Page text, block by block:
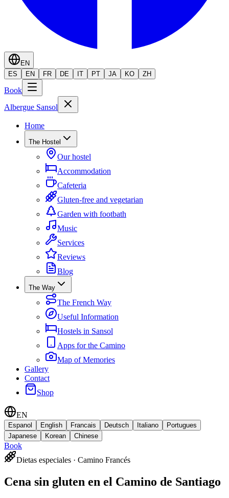
EN
ES
EN FR DE IT PT JA KO ZH
Book
Albergue Sansol
Home
The Hostel
Our hostel
Accommodation
Cafeteria
Gluten-free and vegetarian
Garden with footbath
Music
Services
Reviews
Blog
The Way
The French Way
Useful Information
Hostels in Sansol
Apps for the Camino
Map of Memories
Gallery
Contact
Shop
EN
Espanol English Francais Deutsch Italiano
Portugues
Japanese
Korean Chinese
Book
Dietas especiales · Camino Francés
Cena sin gluten en el Camino de Santiago